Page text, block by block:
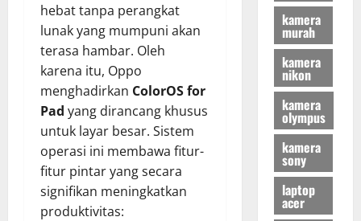
hebat tanpa perangkat
lunak yang mumpuni akan
terasa hambar. Oleh
karena itu, Oppo
menghadirkan ColorOS for
Pad yang dirancang khusus
untuk layar besar. Sistem
operasi ini membawa fitur-
fitur pintar yang secara
signifikan meningkatkan
produktivitas:
kamera
murah
kamera
nikon
kamera
olympus
kamera
sony
laptop
acer